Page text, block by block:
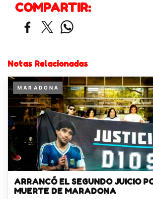
COMPARTIR:
Notas Relacionadas
M A R A D O N A
ARRANCÓ EL SEGUNDO JUICIO
MUERTE DE MARADONA